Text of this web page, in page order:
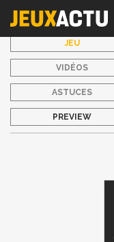
JEU
VIDÉOS
ASTUCES
PREVIEW